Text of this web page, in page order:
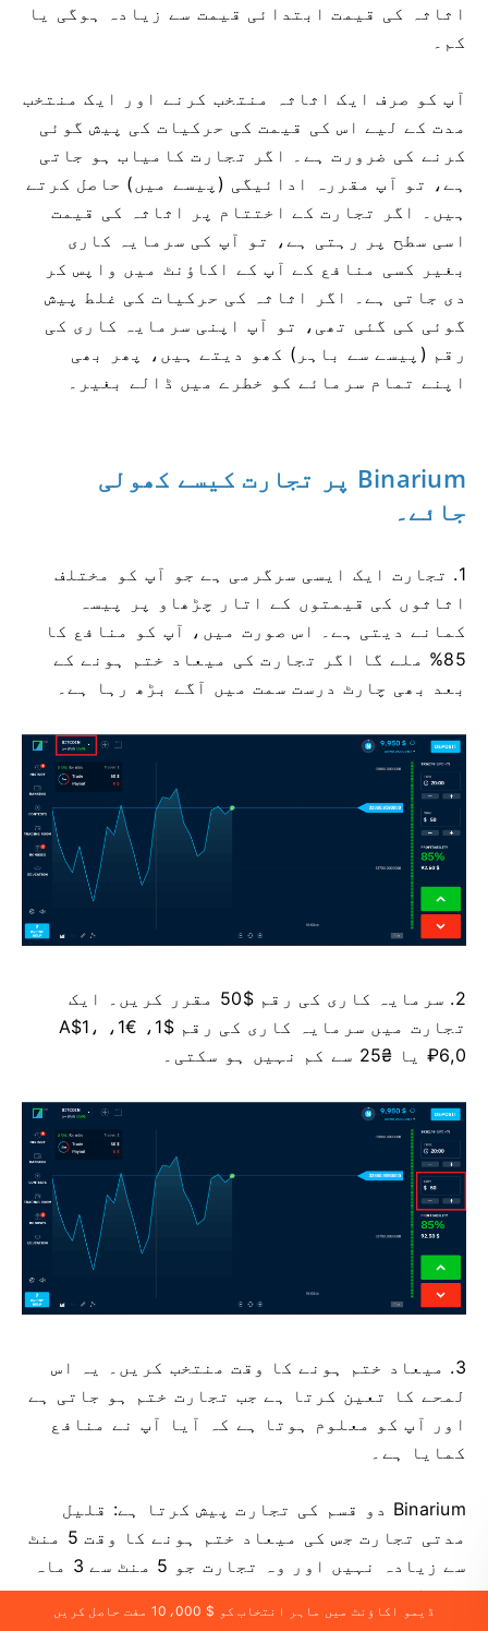
اثاثہ کی قیمت ابتدائی قیمت سے زیادہ ہوگی یا
کم۔
آپ کو صرف ایک اثاثہ منتخب کرنے اور ایک منتخب
مدت کے لیے اس کی قیمت کی حرکیات کی پیش گوئی
کرنے کی ضرورت ہے۔ اگر تجارت کامیاب ہو جاتی
ہے، تو آپ مقررہ ادائیگی (پیسے میں) حاصل کرتے
ہیں۔ اگر تجارت کے اختتام پر اثاثہ کی قیمت
اسی سطح پر رہتی ہے، تو آپ کی سرمایہ کاری
بغیر کسی منافع کے آپ کے اکاؤنٹ میں واپس کر
دی جاتی ہے۔ اگر اثاثہ کی حرکیات کی غلط پیش
گوئی کی گئی تھی، تو آپ اپنی سرمایہ کاری کی
رقم (پیسے سے باہر) کھو دیتے ہیں، پھر بھی
اپنے تمام سرمائے کو خطرے میں ڈالے بغیر۔
Binarium پر تجارت کیسے کھولی
جائے۔
1. تجارت ایک ایسی سرگرمی ہے جو آپ کو مختلف
اثاثوں کی قیمتوں کے اتار چڑھاو پر پیسہ
کمانے دیتی ہے۔ اس صورت میں، آپ کو منافع کا
85% ملے گا اگر تجارت کی میعاد ختم ہونے کے
بعد بھی چارٹ درست سمت میں آگے بڑھ رہا ہے۔
2. سرمایہ کاری کی رقم $50 مقرر کریں۔ ایک
تجارت میں سرمایہ کاری کی رقم $1، €1، A$1،
₽6,0 یا ₴25 سے کم نہیں ہو سکتی۔
3. میعاد ختم ہونے کا وقت منتخب کریں۔ یہ اس
لمحے کا تعین کرتا ہے جب تجارت ختم ہو جاتی ہے
اور آپ کو معلوم ہوتا ہے کہ آیا آپ نے منافع
کمایا ہے۔
Binarium دو قسم کی تجارت پیش کرتا ہے: قلیل
مدتی تجارت جس کی میعاد ختم ہونے کا وقت 5 منٹ
سے زیادہ نہیں اور وہ تجارت جو 5 منٹ سے 3 ماہ
تک جاری رہتی ہے۔
ڈیمو اکاؤنٹ میں ماہر انتخاب کو $ 10،000 مفت حاصل کریں